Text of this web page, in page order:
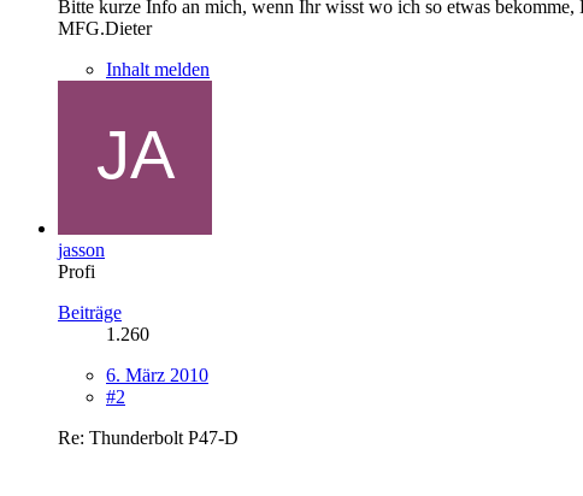
Bitte kurze Info an mich, wenn Ihr wisst wo ich so etwas
MFG.Dieter
Inhalt melden
jasson
Profi
Beiträge
1.260
6. März 2010
#2
Re: Thunderbolt P47-D